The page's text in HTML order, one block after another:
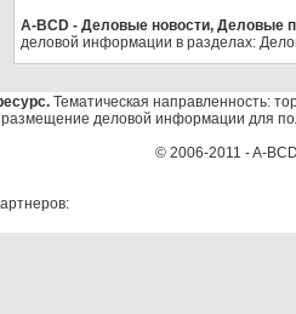
A-BCD - Деловые новости, Деловые
деловой информации в разделах:
Тематическая направленность:
деловой информации для
© 2006-2011 - A-